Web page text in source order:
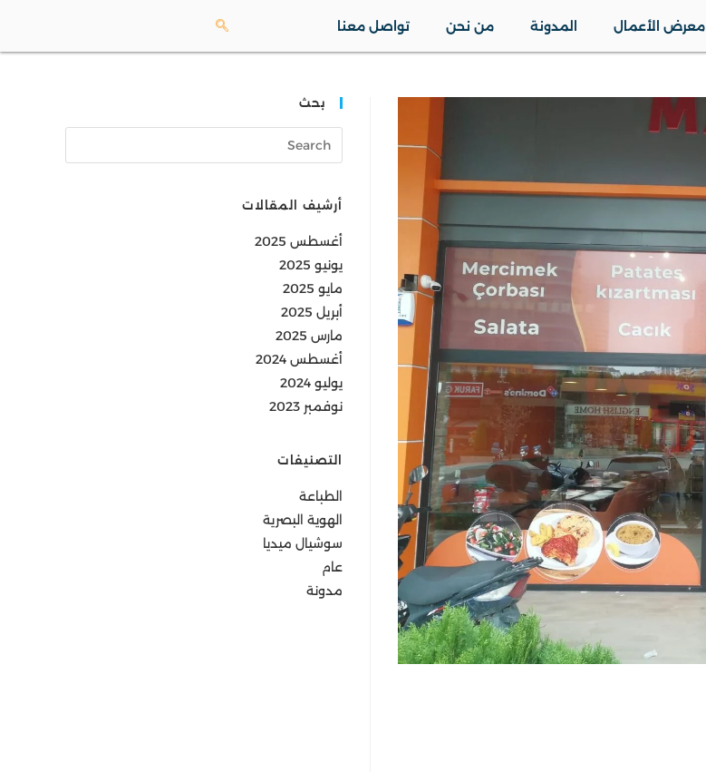
معرض الأعمال المدونة من نحن تواصل معنا
بحث
أرشيف المقالات
أغسطس 2025
يونيو 2025
مايو 2025
أبريل 2025
مارس 2025
أغسطس 2024
يوليو 2024
نوفمبر 2023
التصنيفات
الطباعة
الهوية البصرية
سوشيال ميديا
عام
مدونة